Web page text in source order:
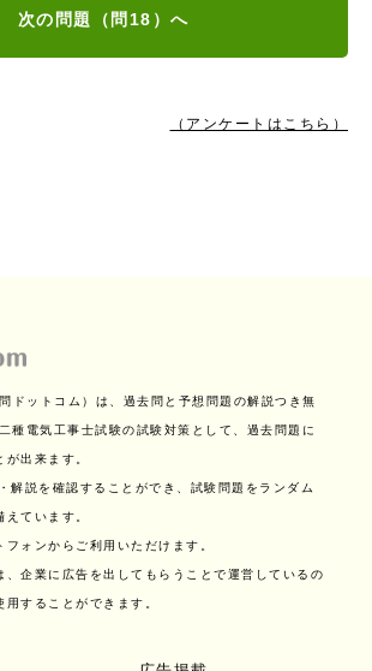
次の問題（問18）へ
（アンケートはこちら）
ドットコム）は、過去問と予想問題の解説つき無
種電気工事士試験の試験対策として、過去問題に
出来ます。
解説を確認することができ、試験問題をランダム
ています。
フォンからご利用いただけます。
、企業に広告を出してもらうことで運営しているの
することができます。